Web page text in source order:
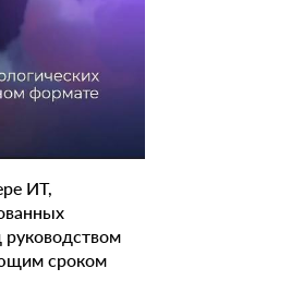
ИT,
руководством
сроком